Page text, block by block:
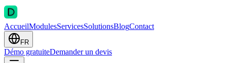
AccueilModulesServicesSolutionsBlogContact
FR
Démo gratuiteDemander un devis